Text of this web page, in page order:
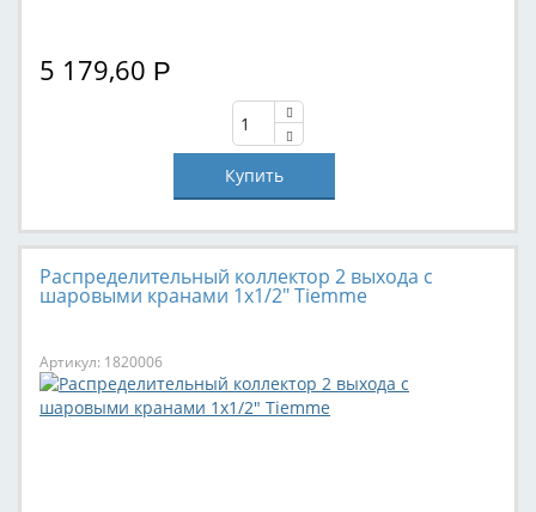
5 179,60 Р
Распределительный коллектор 2 выхода с
шаровыми кранами 1х1/2" Tiemme
Артикул: 1820006